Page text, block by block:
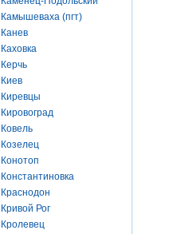
Камышеваха (пгт)
Канев
Каховка
Керчь
Киев
Киревцы
Кировоград
Ковель
Козелец
Конотоп
Константиновка
Краснодон
Кривой Рог
Кролевец